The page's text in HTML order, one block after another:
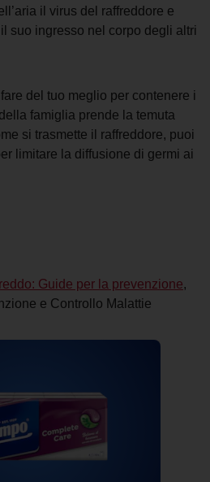
il virus del raffreddore e
suo ingresso nel corpo degli altri
del tuo meglio per contenere i
famiglia prende la temuta
si trasmette il raffreddore, puoi
limitare la diffusione di germi ai
Guide per la prevenzione,
e Controllo Malattie